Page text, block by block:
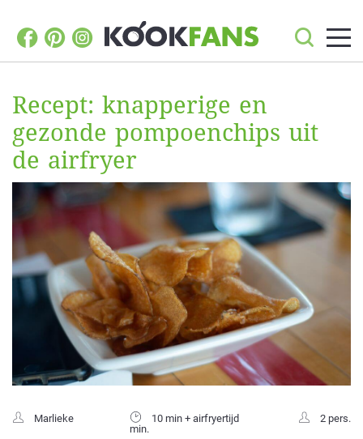
Recept: knapperige en
gezonde pompoenchips uit
de airfryer
Marlieke
10 min + airfryertijd
min.
2 pers.